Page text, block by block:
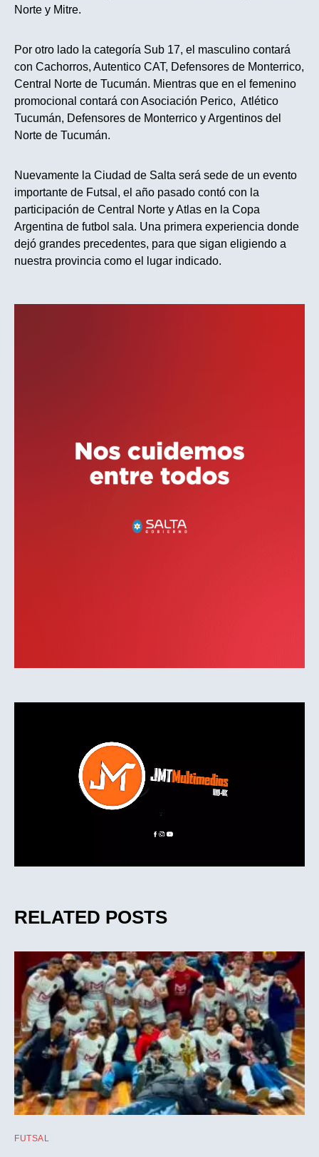
Norte y Mitre.
Por otro lado la categoría Sub 17, el masculino contará
con Cachorros, Autentico CAT, Defensores de Monterrico,
Central Norte de Tucumán. Mientras que en el femenino
promocional contará con Asociación Perico, Atlético
Tucumán, Defensores de Monterrico y Argentinos del
Norte de Tucumán.
Nuevamente la Ciudad de Salta será sede de un evento
importante de Futsal, el año pasado contó con la
participación de Central Norte y Atlas en la Copa
Argentina de futbol sala. Una primera experiencia donde
dejó grandes precedentes, para que sigan eligiendo a
nuestra provincia como el lugar indicado.
RELATED POSTS
FUTSAL